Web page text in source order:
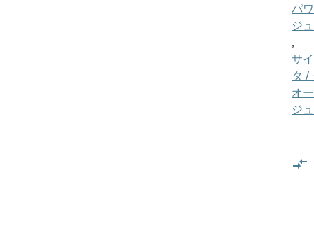
パ
ジ
,
サ
タ /
オ
ジ